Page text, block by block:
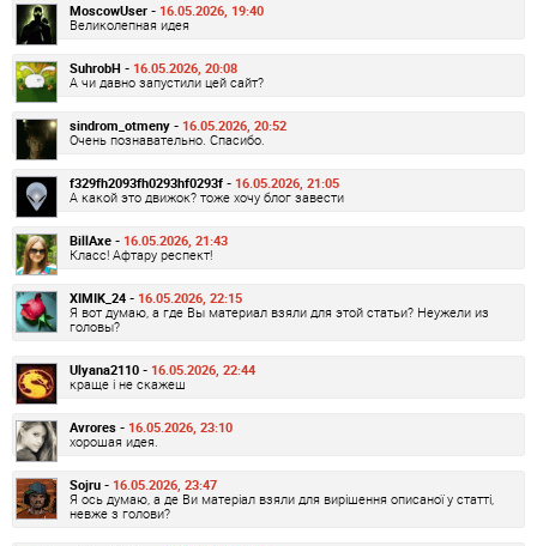
MoscowUser - 16.05.2026, 19:40
Великолепная идея
SuhrobH - 16.05.2026, 20:08
А чи давно запустили цей сайт?
sindrom_otmeny - 16.05.2026, 20:52
Очень познавательно. Спасибо.
f329fh2093fh0293hf0293f - 16.05.2026, 21:05
А какой это движок? тоже хочу блог завести
BillAxe - 16.05.2026, 21:43
Класс! Афтару респект!
XIMIK_24 - 16.05.2026, 22:15
Я вот думаю, а где Вы материал взяли для этой статьи? Неужели из
головы?
Ulyana2110 - 16.05.2026, 22:44
краще і не скажеш
Avrores - 16.05.2026, 23:10
хорошая идея.
Sojru - 16.05.2026, 23:47
Я ось думаю, а де Ви матеріал взяли для вирішення описаної у статті,
невже з голови?